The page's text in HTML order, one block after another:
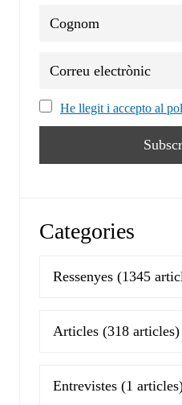
He llegit i accepto al
Categories
Ressenyes (1345
Articles (318 articles)
Entrevistes (1